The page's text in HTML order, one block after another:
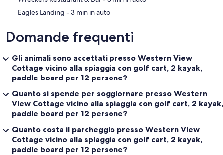
‪Eagles Landing - ‬3 min in auto
Domande frequenti
Gli animali sono accettati presso Western View
Cottage vicino alla spiaggia con golf cart, 2 kayak,
paddle board per 12 persone?
Quanto si spende per soggiornare presso Western
View Cottage vicino alla spiaggia con golf cart, 2 kayak,
paddle board per 12 persone?
Quanto costa il parcheggio presso Western View
Cottage vicino alla spiaggia con golf cart, 2 kayak,
paddle board per 12 persone?